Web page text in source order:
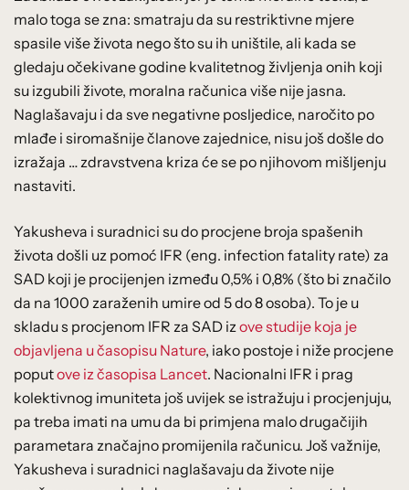
malo toga se zna: smatraju da su restriktivne mjere
spasile više života nego što su ih uništile, ali kada se
gledaju očekivane godine kvalitetnog življenja onih koji
su izgubili živote, moralna računica više nije jasna.
Naglašavaju i da sve negativne posljedice, naročito po
mlađe i siromašnije članove zajednice, nisu još došle do
izražaja … zdravstvena kriza će se po njihovom mišljenju
nastaviti.
Yakusheva i suradnici su do procjene broja spašenih
života došli uz pomoć IFR (eng. infection fatality rate) za
SAD koji je procijenjen između 0,5% i 0,8% (što bi značilo
da na 1000 zaraženih umire od 5 do 8 osoba). To je u
skladu s procjenom IFR za SAD iz ove studije koja je
objavljena u časopisu Nature, iako postoje i niže procjene
poputove iz časopisa Lancet. Nacionalni IFR i prag
kolektivnog imuniteta još uvijek se istražuju i procjenjuju,
pa treba imati na umu da bi primjena malo drugačijih
parametara značajno promijenila računicu. Još važnije,
Yakusheva i suradnici naglašavaju da živote nije